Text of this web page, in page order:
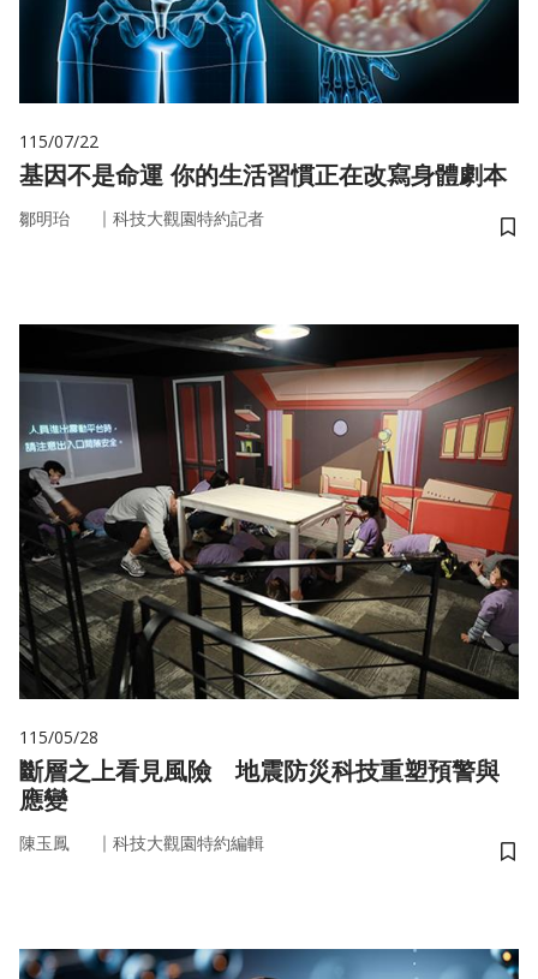
115/07/22
基因不是命運 你的生活習慣正在改寫身體劇本
鄒明珆 ｜ 科技大觀園特約記者
儲
115/05/28
斷層之上看見風險 地震防災科技重塑預警與
應變
陳玉鳳 ｜ 科技大觀園特約編輯
儲